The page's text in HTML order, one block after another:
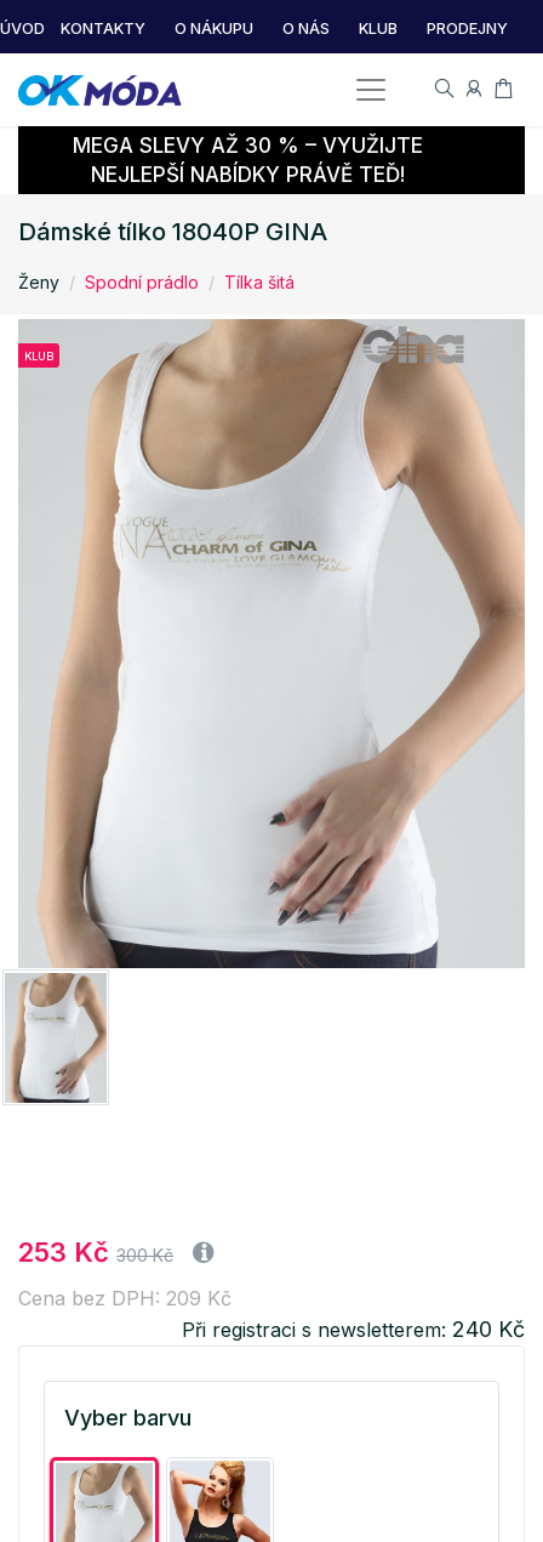
ÚVOD KONTAKTY O NÁKUPU O NÁS KLUB PRODEJNY
MEGA SLEVY AŽ 30 % – VYUŽIJTE
NEJLEPŠÍ NABÍDKY PRÁVĚ TEĎ!
Dámské tílko 18040P GINA
Ženy Spodní prádlo Tílka šitá
KLUB
253 Kč 300 Kč
Cena bez DPH: 209 Kč
Při registraci s newsletterem: 240 Kč
Vyber barvu